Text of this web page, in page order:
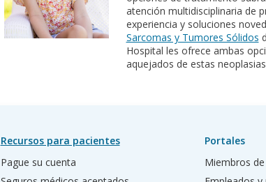
atención multidisciplinaria de
experiencia y soluciones
Sarcomas y Tumores Sólidos
Hospital les ofrece ambas
aquejados de estas
Recursos para pacientes
Pague su cuenta
Portales
Miembros